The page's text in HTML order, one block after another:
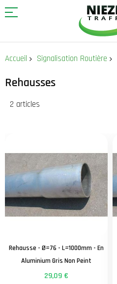
contenu
Accueil Signalisation Routière
Rehausses
2 articles
Rehausse - Ø=76 - L=1000mm - En
Aluminium Gris Non Peint
29,09 €